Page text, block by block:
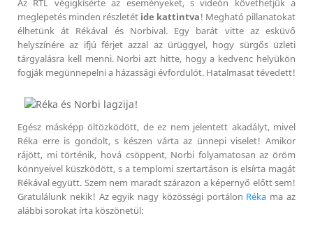
Az RTL végigkísérte az eseményeket, s videón követhetjük a
meglepetés minden részletét ide kattintva! Megható pillanatokat
élhetünk át Rékával és Norbival. Egy barát vitte az esküvő
helyszínére az ifjú férjet azzal az ürüggyel, hogy sürgős üzleti
tárgyalásra kell menni. Norbi azt hitte, hogy a kedvenc helyükön
fogják megünnepelni a házassági évfordulót. Hatalmasat tévedett!
Egész másképp öltözködött, de ez nem jelentett akadályt, mivel
Réka erre is gondolt, s készen várta az ünnepi viselet! Amikor
rájött, mi történik, hová csöppent, Norbi folyamatosan az öröm
könnyeivel küszködött, s a templomi szertartáson is elsírta magát
Rékával együtt. Szem nem maradt szárazon a képernyő előtt sem!
Gratulálunk nekik! Az egyik nagy közösségi portálon Réka ma az
alábbi sorokat írta köszönetül: